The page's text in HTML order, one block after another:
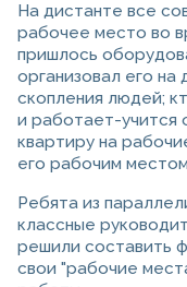
На дистанте все
рабочее место во
пришлось
организовал его
скопления людей;
и работает-учится
квартиру на
его рабочим
Ребята из
классные
решили составить
свои "рабочие